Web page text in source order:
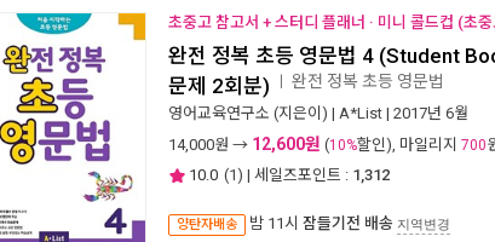
초중고 참고서 + 스터디 플래너 · 미니 콜드컵 (초
완전 정복 초등 영문법 4 (Student
문제 2회분) 완전 정복 초등 영문법
영어교육연구소 (지은이) | A*List | 2017년 6월
14,000원 → 12,600원 (10%할인), 마일리지 700
10.0 (1) | 세일즈포인트 : 1,312
양탄자배송 밤 11시 잠들기전 배송 지역변경